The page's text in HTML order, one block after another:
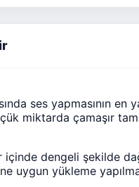
ses yapmasının
miktarda çamaşır
içinde dengeli şekilde
uygun yükleme